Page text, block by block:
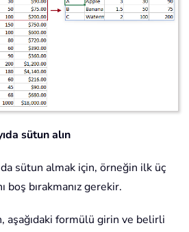
sütun alın
sütun almak için, örneğin ilk üç
boş bırakmanız gerekir.
aşağıdaki formülü girin ve belirli